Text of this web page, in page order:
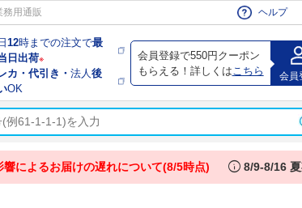
用通販 ヘルプ
12時までの注文で最
日出荷※
カ・代引き・法人後
OK
会員登録で550円クーポン
もらえる！詳しくは こちら 会員
響によるお届けの遅れについて(8/5時点) info 8/9-8/16